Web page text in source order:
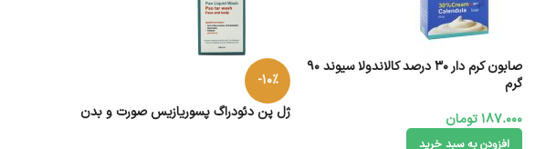
صابون کرم دار 30 درصد کالاندولا سیوند 90
گرم
187.000تومان
افزودن به سبد خرید
-10%
ژل پن دئودراگ پسوریازیس صورت و بدن